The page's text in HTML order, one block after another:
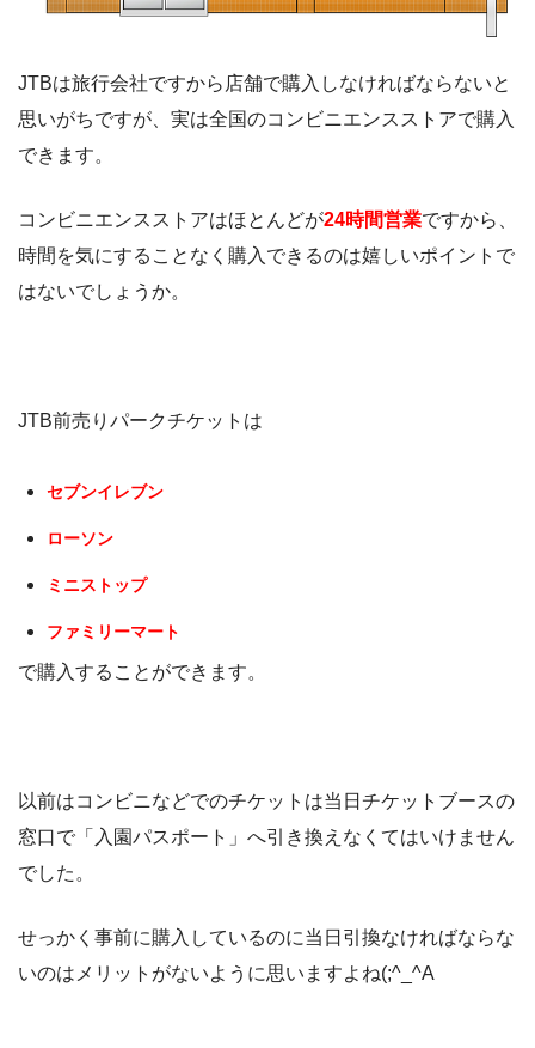
JTBは旅行会社ですから店舗で購入しなければならないと
思いがちですが、実は全国のコンビニエンスストアで購入
できます。
コンビニエンスストアはほとんどが24時間営業ですから、
時間を気にすることなく購入できるのは嬉しいポイントで
はないでしょうか。
JTB前売りパークチケットは
セブンイレブン
ローソン
ミニストップ
ファミリーマート
で購入することができます。
以前はコンビニなどでのチケットは当日チケットブースの
窓口で「入園パスポート」へ引き換えなくてはいけません
でした。
せっかく事前に購入しているのに当日引換なければならな
いのはメリットがないように思いますよね(;^_^A